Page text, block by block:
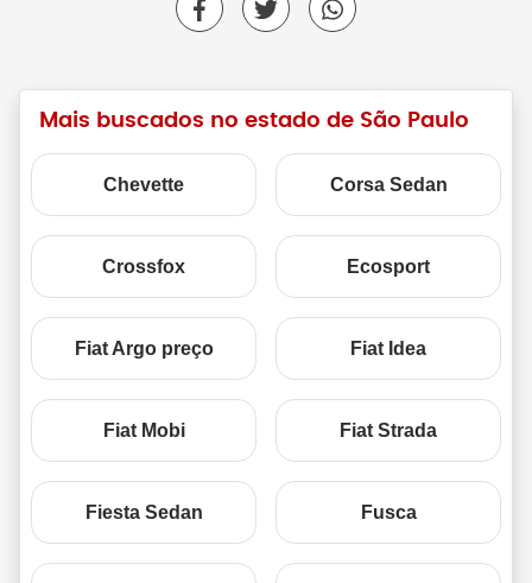
Mais buscados no estado de São Paulo
Chevette Corsa Sedan
Crossfox Ecosport
Fiat Argo preço Fiat Idea
Fiat Mobi Fiat Strada
Fiesta Sedan Fusca